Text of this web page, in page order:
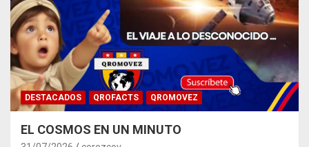
DESTACADOS QROFACTS QROMOVEZ
EL COSMOS EN UN MINUTO